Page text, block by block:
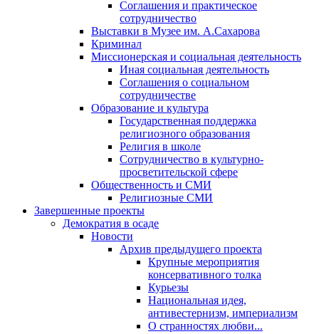
Соглашения и практическое
сотрудничество
Выставки в Музее им. А.Сахарова
Криминал
Миссионерская и социальная деятельность
Иная социальная деятельность
Соглашения о социальном
сотрудничестве
Образование и культура
Государственная поддержка
религиозного образования
Религия в школе
Сотрудничество в культурно-
просветительской сфере
Общественность и СМИ
Религиозные СМИ
Завершенные проекты
Демократия в осаде
Новости
Архив предыдущего проекта
Крупные мероприятия
консервативного толка
Курьезы
Национальная идея,
антивестернизм, империализм
О странностях любви...